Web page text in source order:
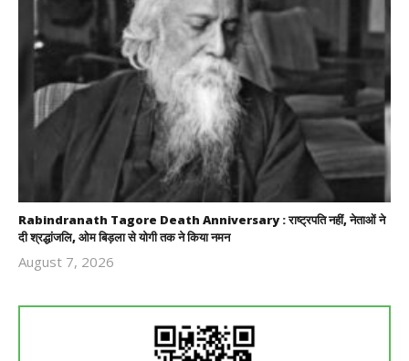
Rabindranath Tagore Death Anniversary : राष्ट्रपति नहीं, नेताओं ने
दी श्रद्धांजलि, ओम बिड़ला से योगी तक ने किया नमन
August 7, 2026